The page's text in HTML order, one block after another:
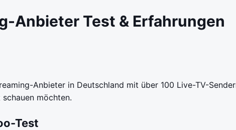
Anbieter Test & Erfahrungen
Anbieter in Deutschland mit über 100 Live-TV-
möchten.
Test